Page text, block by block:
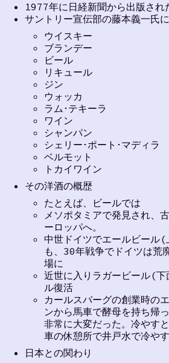
1977年に日経新聞から出版され
サントリー宣伝部の藤本義一氏
ウイスキー
ブランデー
ビール
リキュール
ジン
ウォッカ
ラム･テキーラ
ワイン
シャンパン
シェリー･ポート･マディラ
ベルモット
トカイワイン
その洋酒の概歴
たとえば、ビールでは
メソポタミアで発見され、
ーロッパへ。
中世ドイツでエールビール
も、30年戦争でドイツは荒
場に
近世に入りラガービール(
ル復活
カールスバーグの創業時
ンから馬車で酵母を持ち帰
非常に大変だった。冷やす
車の休憩所で井戸水で冷やす
日本との関わり